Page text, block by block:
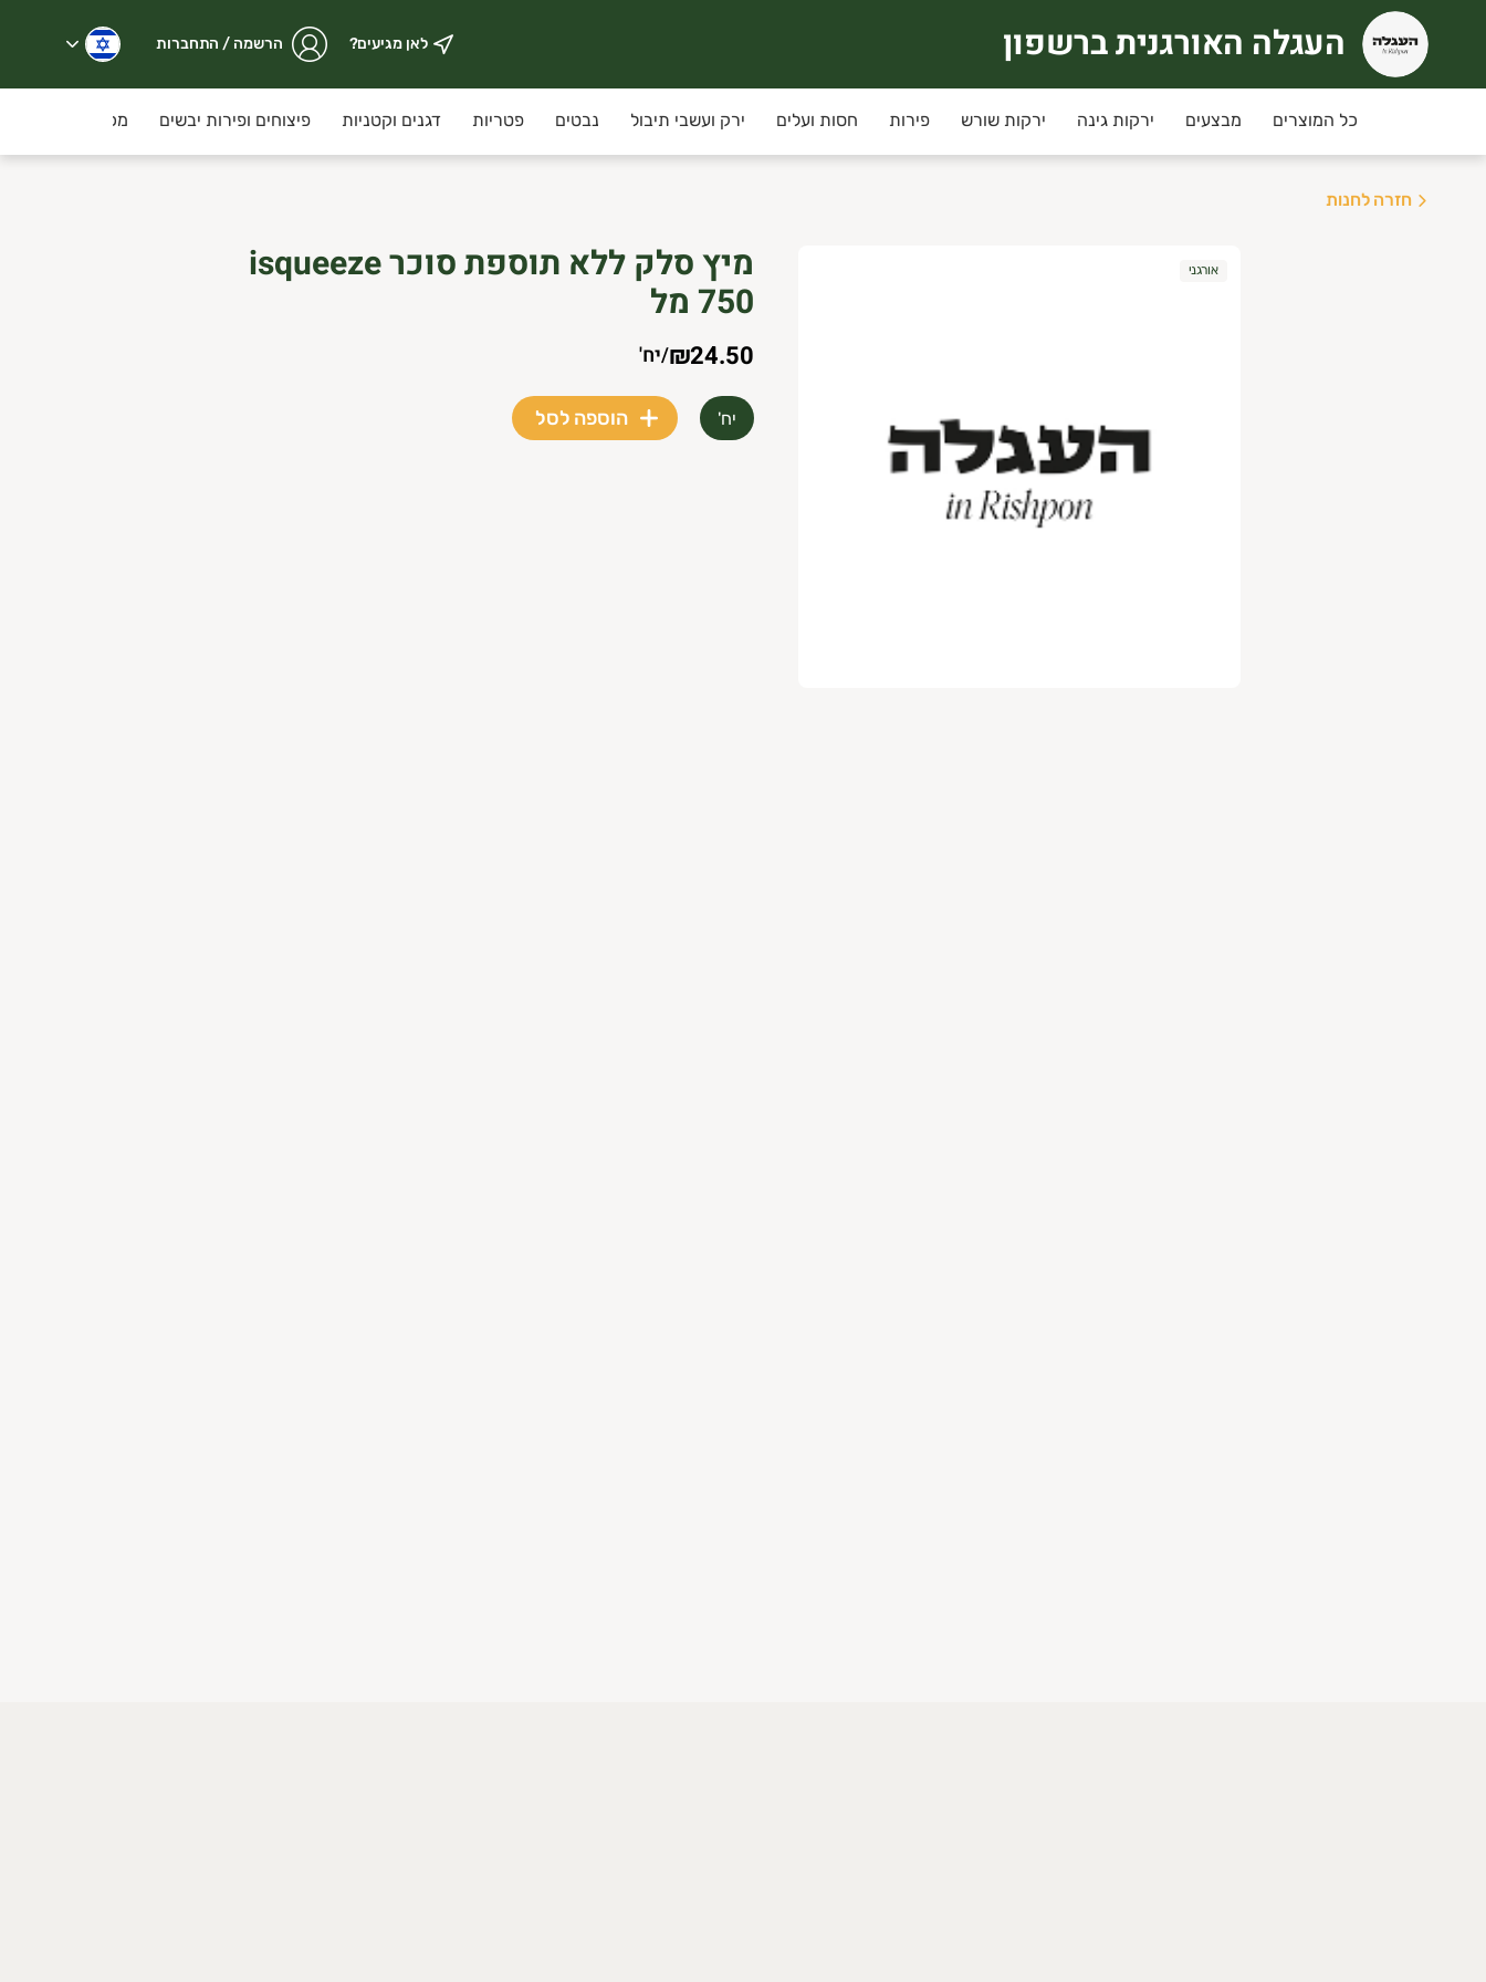
העגלה האורגנית ברשפון
העגלה האורגנית ברשפון לאן מגיעים? הרשמה / התחברות
כל המוצרים מבצעים ירקות גינה ירקות שורש פירות חסות ועלים ירק ועשבי תיבול נבטים פטריות דגנים וקטניות פיצוחים ופירות יבשים מכולת
חזרה לחנות
אורגני מיץ סלק ללא תוספת סוכר isqueeze
750 מל
₪24.50
/יח'
יח' הוספה לסל